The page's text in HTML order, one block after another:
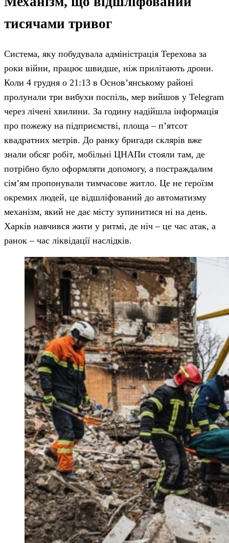
тисячами тривог
Система, яку побудувала адміністрація Терехова за
роки війни, працює швидше, ніж прилітають дрони.
Коли 4 грудня о 21:13 в Основ’янському районі
пролунали три вибухи поспіль, мер вийшов у Telegram
через лічені хвилини. За годину надійшла інформація
про пожежу на підприємстві, площа – п’ятсот
квадратних метрів. До ранку бригади склярів вже
знали обсяг робіт, мобільні ЦНАПи стояли там, де
потрібно було оформляти допомогу, а постраждалим
сім’ям пропонували тимчасове житло. Це не героїзм
окремих людей, це відшліфований до автоматизму
механізм, який не дає місту зупинитися ні на день.
Харків навчився жити у ритмі, де ніч – це час атак, а
ранок – час ліквідації наслідків.